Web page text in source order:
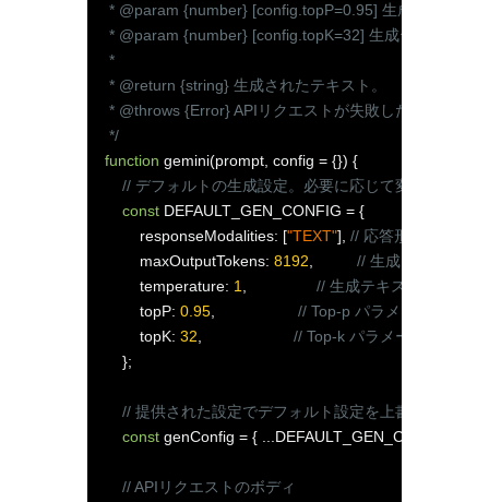
* @param {number} [config.topP=0.95] 生成テキスト
* @param {number} [config.topK=32] 生成テキストの
*
* @return {string} 生成されたテキスト。
* @throws {Error} APIリクエストが失敗した場合、エ
*/
function gemini(prompt config = {}) {
// デフォルトの生成設定。必要に応じて変更可能で
const DEFAULT_GEN_CONFIG = {
        responseModalities
: ["TEXT"], // 応答形式はテキス
        maxOutputTokens
: 8192
// 生成される最大
        temperature
: 1
// 生成テキストの多様性
        topP
: 0.95
// Top-p パラメータ
        topK
: 32
// Top-k パラメータ
};
// 提供された設定でデフォルト設定を上書き
const genConfig = { DEFAULT_GEN_CONFIG
// APIリクエストのボディ